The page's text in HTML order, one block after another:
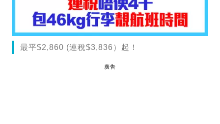
最平$2,860 (連稅$3,836）起！
廣告